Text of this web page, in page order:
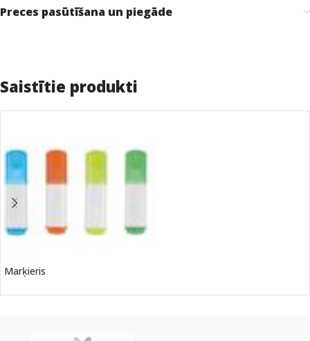
Preces pasūtīšana un piegāde
Saistītie produkti
Marķieris